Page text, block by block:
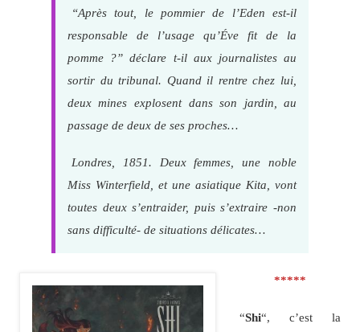
“Après tout, le pommier de l’Eden est-il
responsable de l’usage qu’Éve fit de la
pomme ?” déclare t-il aux journalistes au
sortir du tribunal. Quand il rentre chez lui,
deux mines explosent dans son jardin, au
passage de deux de ses proches…
Londres, 1851. Deux femmes, une noble
Miss Winterfield, et une asiatique Kita, vont
toutes deux s’entraider, puis s’extraire -non
sans difficulté- de situations délicates…
*****
“Shi“, c’est la